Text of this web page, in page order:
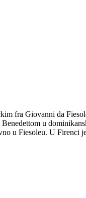
fra Giovanni da
u
u Fiesoleu. U Firenci